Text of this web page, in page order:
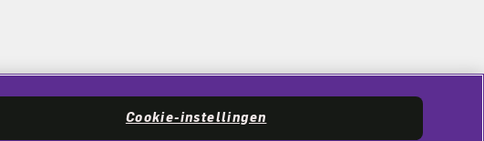
Cookie-instellingen